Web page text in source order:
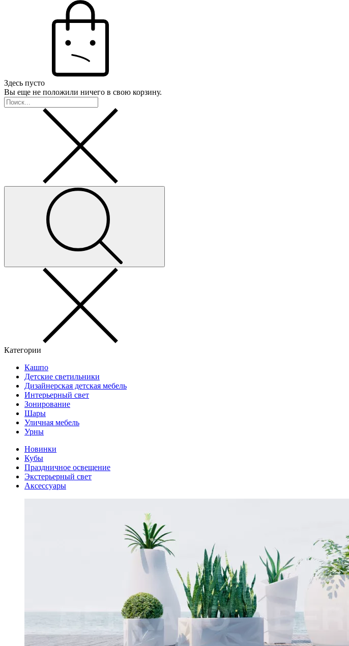
Здесь пусто
Вы еще не положили ничего в свою корзину.
Категории
Кашпо
Детские светильники
Дизайнерская детская мебель
Интерьерный свет
Зонирование
Шары
Уличная мебель
Урны
Новинки
Кубы
Праздничное освещение
Экстерьерный свет
Аксессуары